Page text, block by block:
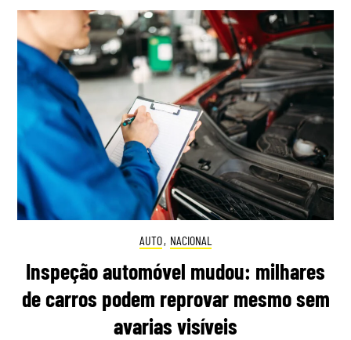
AUTO, NACIONAL
Inspeção automóvel mudou: milhares
de carros podem reprovar mesmo sem
avarias visíveis